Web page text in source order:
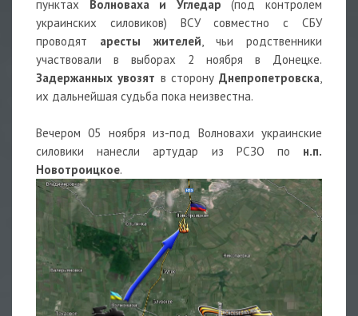
пунктах Волноваха и Угледар (под контролем
украинских силовиков) ВСУ совместно с СБУ
проводят аресты жителей, чьи родственники
участвовали в выборах 2 ноября в Донецке.
Задержанных увозят в сторону Днепропетровска,
их дальнейшая судьба пока неизвестна.
Вечером 05 ноября из-под Волновахи украинские
силовики нанесли артудар из РСЗО по н.п.
Новотроицкое.